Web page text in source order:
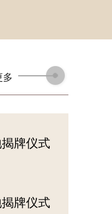
多
牌仪式
牌仪式